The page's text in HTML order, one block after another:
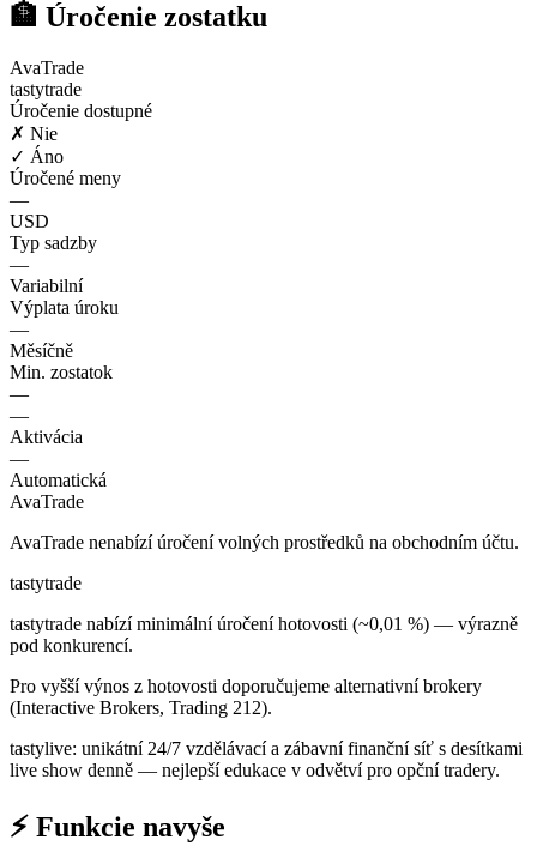
🏦 Úročenie zostatku
AvaTrade
tastytrade
Úročenie dostupné
✗ Nie
✓ Áno
Úročené meny
—
USD
Typ sadzby
—
Variabilní
Výplata úroku
—
Měsíčně
Min. zostatok
—
—
Aktivácia
—
Automatická
AvaTrade
AvaTrade nenabízí úročení volných prostředků na obchodním účtu.
tastytrade
tastytrade nabízí minimální úročení hotovosti (~0,01 %) — výrazně
pod konkurencí.
Pro vyšší výnos z hotovosti doporučujeme alternativní brokery
(Interactive Brokers, Trading 212).
tastylive: unikátní 24/7 vzdělávací a zábavní finanční síť s desítkami
live show denně — nejlepší edukace v odvětví pro opční tradery.
⚡ Funkcie navyše